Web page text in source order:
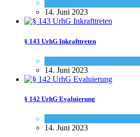
14. Juni 2023
§ 143 UrhG Inkrafttreten
14. Juni 2023
§ 142 UrhG Evaluierung
14. Juni 2023